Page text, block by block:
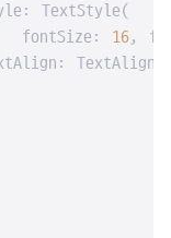
TextStyle(
fontSize:
16,